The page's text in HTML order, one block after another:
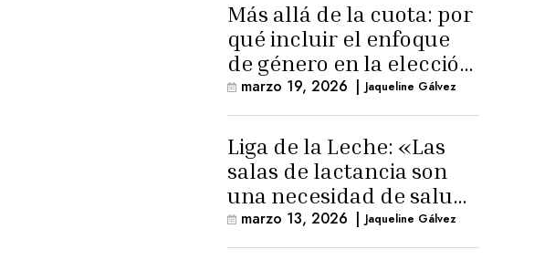
Más allá de la cuota: por
qué incluir el enfoque
de género en la elección
de Fiscal General
marzo 19, 2026 | Jaqueline Gálvez
Liga de la Leche: «Las
salas de lactancia son
una necesidad de salud
pública»
marzo 13, 2026 | Jaqueline Gálvez